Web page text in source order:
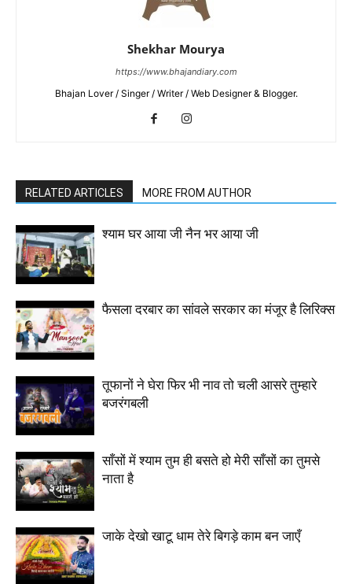
Shekhar Mourya
https://www.bhajandiary.com
Bhajan Lover / Singer / Writer / Web Designer & Blogger.
RELATED ARTICLES MORE FROM AUTHOR
श्याम घर आया जी नैन भर आया जी
फैसला दरबार का सांवले सरकार का मंजूर है लिरिक्स
तूफानों ने घेरा फिर भी नाव तो चली आसरे तुम्हारे
बजरंगबली
साँसों में श्याम तुम ही बसते हो मेरी साँसों का तुमसे
नाता है
जाके देखो खाटू धाम तेरे बिगड़े काम बन जाएँ